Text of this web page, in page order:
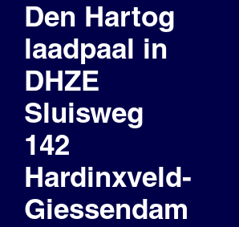
Projecten
Openbare laadpaal
Den Hartog
laadpaal in
DHZE
Sluisweg
142
Hardinxveld-
Giessendam